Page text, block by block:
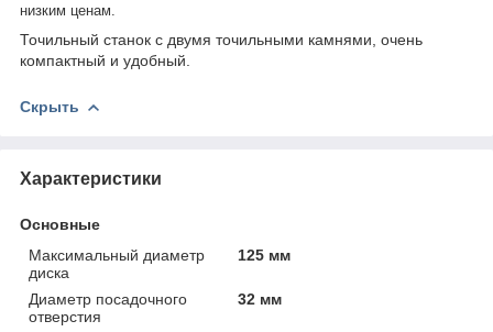
низким ценам.
Точильный станок с двумя точильными камнями, очень
компактный и удобный.
Скрыть
Характеристики
Основные
Максимальный диаметр
диска
125 мм
Диаметр посадочного
отверстия
32 мм